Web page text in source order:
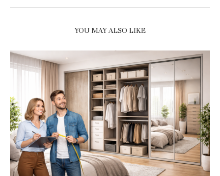
YOU MAY ALSO LIKE